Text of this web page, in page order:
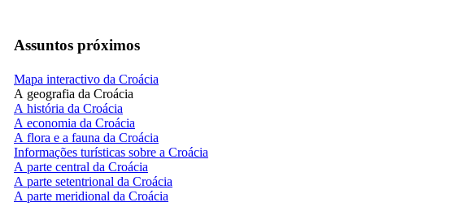
Assuntos próximos
Mapa interactivo da Croácia
A geografia da Croácia
A história da Croácia
A economia da Croácia
A flora e a fauna da Croácia
Informações turísticas sobre a Croácia
A parte central da Croácia
A parte setentrional da Croácia
A parte meridional da Croácia